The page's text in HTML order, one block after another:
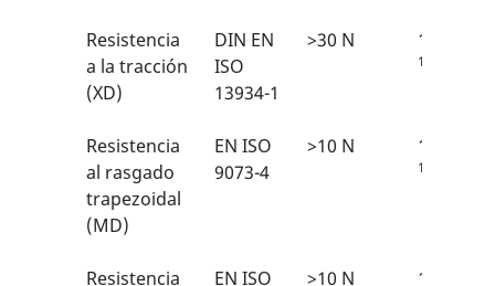
Resistencia
a la tracción
(XD)
DIN EN
ISO
13934-1
>30 N 1/6
1
Resistencia
al rasgado
trapezoidal
(MD)
EN ISO
9073-4
>10 N 1/6
1
Resistencia EN ISO >10 N 1/6